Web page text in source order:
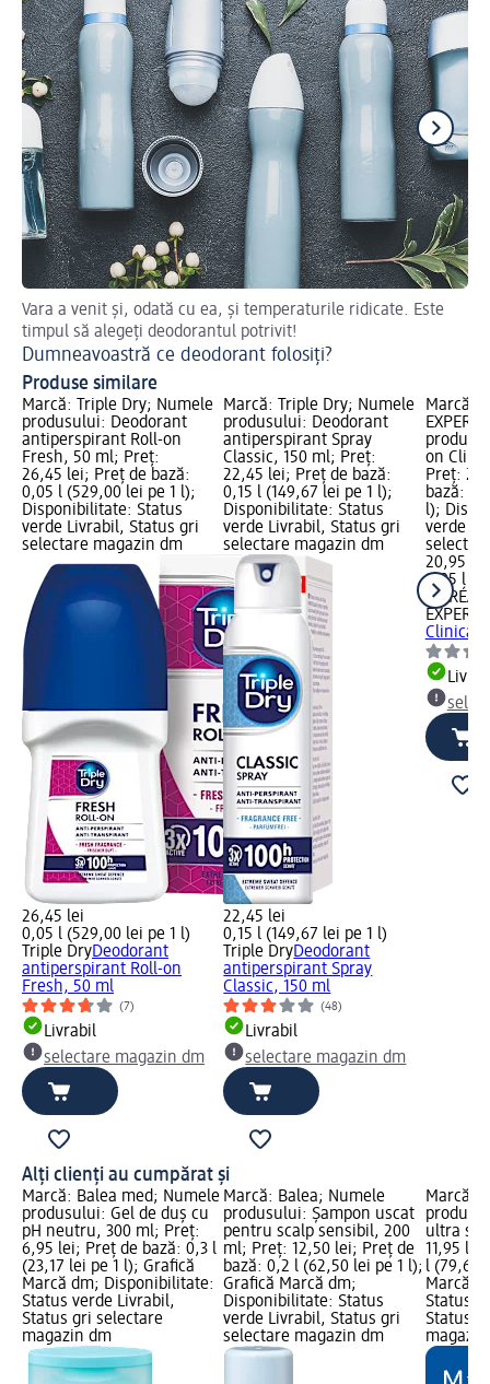
Vara a venit și, odată cu ea, și temperaturile ridicate. Este
timpul să alegeți deodorantul potrivit!
Dumneavoastră ce deodorant folosiți?
Produse similare
Marcă: Triple Dry; Numele
produsului: Deodorant
antiperspirant Roll-on
Fresh, 50 ml; Preț:
26,45 lei; Preț de bază:
0,05 l (529,00 lei pe 1 l);
Disponibilitate: Status
verde Livrabil, Status gri
selectare magazin dm
26,45 lei
0,05 l (529,00 lei pe 1 l)
Triple DryDeodorant
antiperspirant Roll-on
Fresh, 50 ml
(7)
Livrabil
selectare magazin dm
Marcă: Triple Dry; Numele
produsului: Deodorant
antiperspirant Spray
Classic, 150 ml; Preț:
22,45 lei; Preț de bază:
0,15 l (149,67 lei pe 1 l);
Disponibilitate: Status
verde Livrabil, Status gri
selectare magazin dm
22,45 lei
0,15 l (149,67 lei pe 1 l)
Triple DryDeodorant
antiperspirant Spray
Classic, 150 ml
(48)
Livrabil
selectare magazin dm
Marcă:
on
Preț:
bază:
l);
verde
20,95 lei
0,05 l
EXPERT
Clinical
Alți clienți au cumpărat și
Marcă: Balea med; Numele
produsului: Gel de duș cu
pH neutru, 300 ml; Preț:
6,95 lei; Preț de bază: 0,3 l
(23,17 lei pe 1 l); Grafică
Marcă dm; Disponibilitate:
Status verde Livrabil,
Status gri selectare
magazin dm
Marcă: Balea; Numele
produsului: Șampon uscat
pentru scalp sensibil, 200
ml; Preț: 12,50 lei; Preț de
bază: 0,2 l (62,50 lei pe 1 l);
Grafică Marcă dm;
Disponibilitate: Status
verde Livrabil, Status gri
selectare magazin dm
Marcă:
ultra
11,95
l (79,67
Marcă
Status
Status